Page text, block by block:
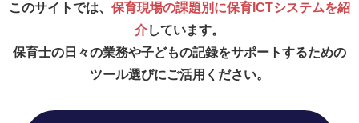
このサイトでは、 保育現場の課題別に保育ICTシステムを紹
介しています。
保育士の日々の業務や子どもの記録をサポートするための
ツール選びにご活用ください。